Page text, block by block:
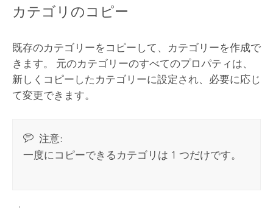
カテゴリのコピー
既存のカテゴリーをコピーして、カテゴリーを作成で
きます。 元のカテゴリーのすべてのプロパティは、
新しくコピーしたカテゴリーに設定され、必要に応じ
て変更できます。
注意:
一度にコピーできるカテゴリは 1 つだけです。